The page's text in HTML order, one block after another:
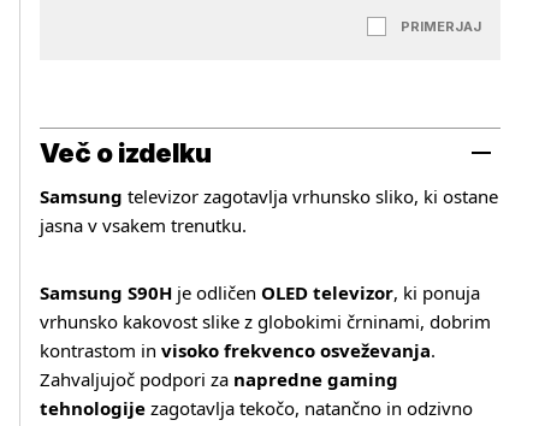
PRIMERJAJ
Več o izdelku
Samsung televizor zagotavlja vrhunsko sliko, ki ostane
jasna v vsakem trenutku.
Samsung S90H je odličen OLED televizor, ki ponuja
vrhunsko kakovost slike z globokimi črninami, dobrim
kontrastom in visoko frekvenco osveževanja.
Zahvaljujoč podpori za napredne gaming
tehnologije zagotavlja tekočo, natančno in odzivno